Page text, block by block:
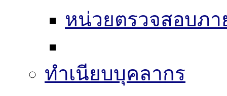
หน่วยตรวจสอบภา
ทำเนียบบุคลากร